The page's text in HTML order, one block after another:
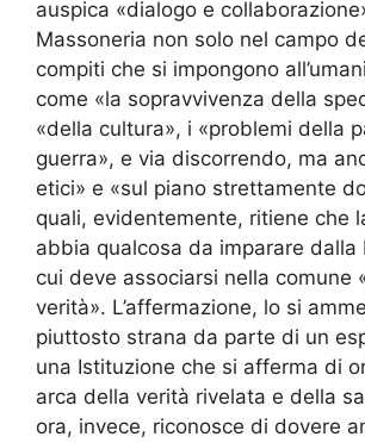
auspica «dialogo e
Massoneria non solo nel campo
compiti che si impongono
come «la sopravvivenza della
«della cultura», i «problemi della
guerra», e via discorrendo, ma
etici» e «sul piano strettamente
quali, evidentemente, ritiene che
abbia qualcosa da imparare dalla
cui deve associarsi nella comune
verità». L’affermazione, lo si
piuttosto strana da parte di un
una Istituzione che si afferma di
arca della verità rivelata e della
ora, invece, riconosce di dovere